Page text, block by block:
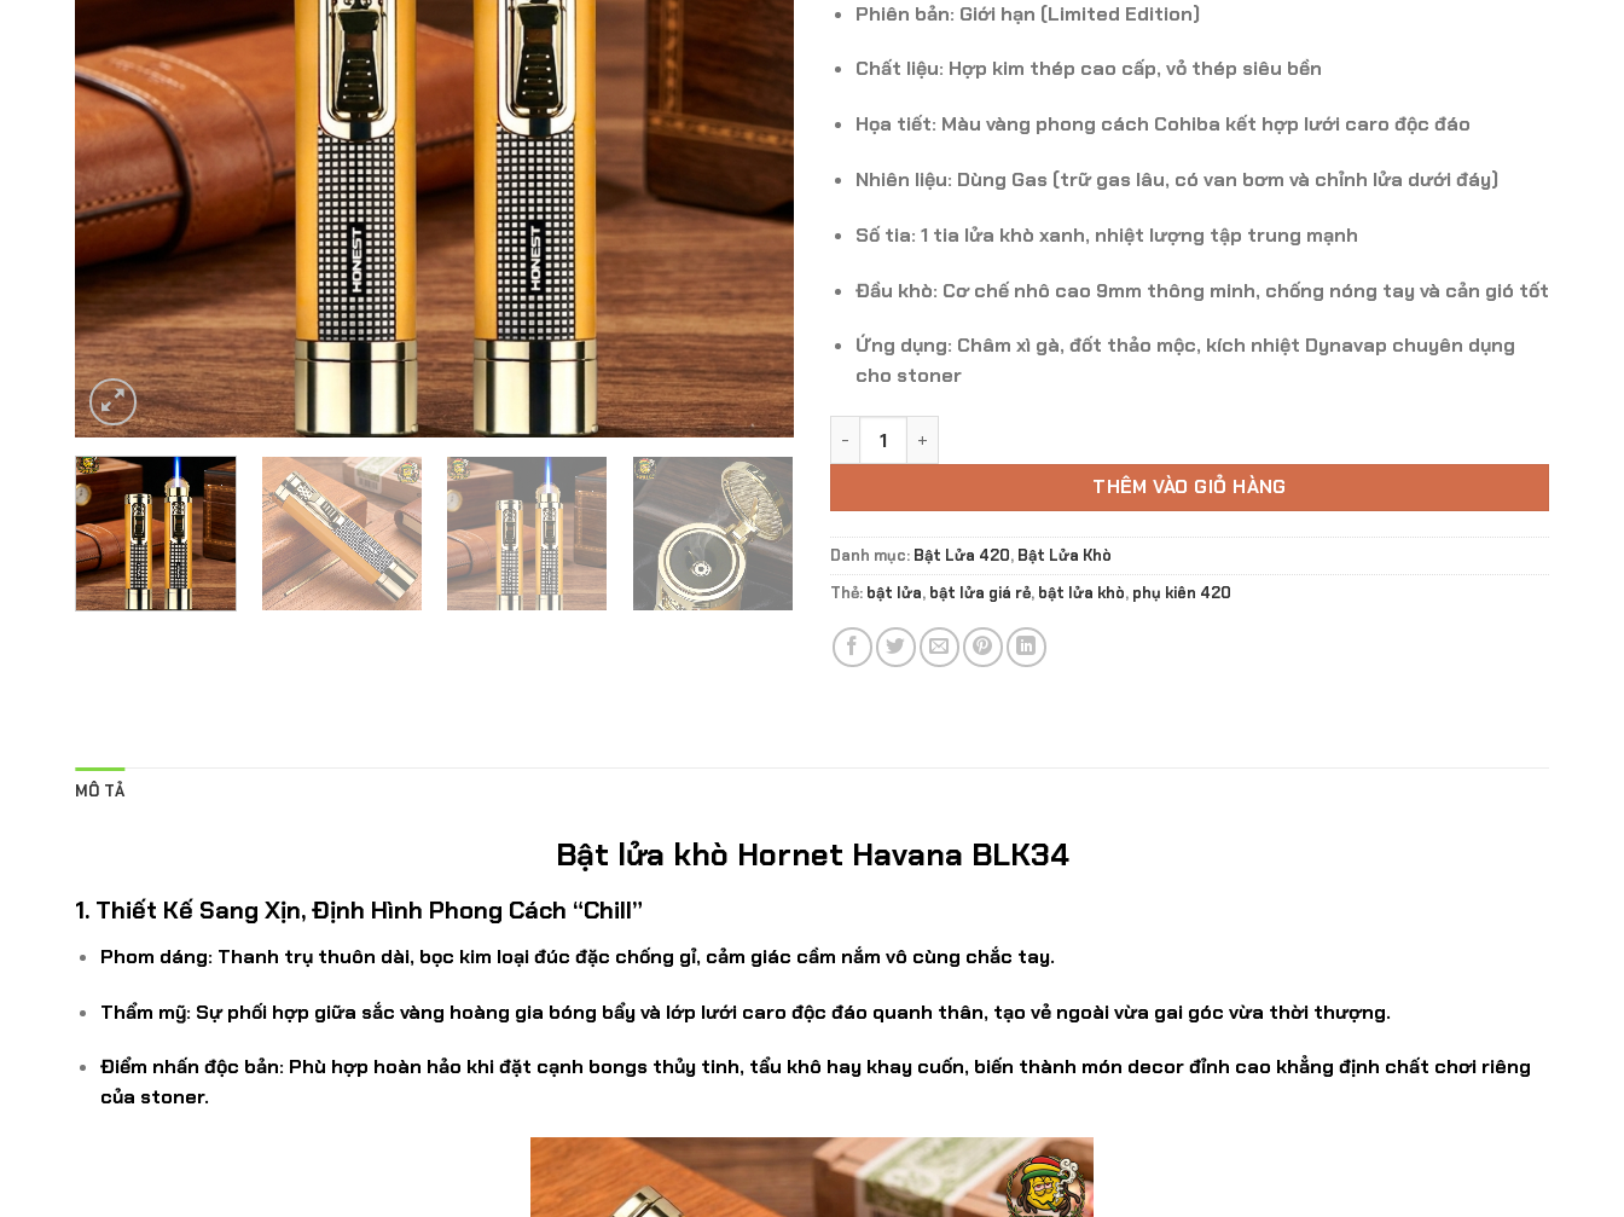
Phiên bản: Giới hạn (Limited Edition)
Chất liệu: Hợp kim thép cao cấp, vỏ thép siêu bền
Họa tiết: Màu vàng phong cách Cohiba kết hợp lưới caro độc đáo
Nhiên liệu: Dùng Gas (trữ gas lâu, có van bơm và chỉnh lửa dưới đáy)
Số tia: 1 tia lửa khò xanh, nhiệt lượng tập trung mạnh
Đầu khò: Cơ chế nhô cao 9mm thông minh, chống nóng tay và cản gió tốt
Ứng dụng: Châm xì gà, đốt thảo mộc, kích nhiệt Dynavap chuyên dụng
cho stoner
THÊM VÀO GIỎ HÀNG
Danh mục: Bật Lửa 420, Bật Lửa Khò
Thẻ: bật lửa, bật lửa giá rẻ, bật lửa khò, phụ kiên 420
MÔ TẢ
Bật lửa khò Hornet Havana BLK34
1. Thiết Kế Sang Xịn, Định Hình Phong Cách “Chill”
Phom dáng: Thanh trụ thuôn dài, bọc kim loại đúc đặc chống gỉ, cảm giác cầm nắm vô cùng chắc tay.
Thẩm mỹ: Sự phối hợp giữa sắc vàng hoàng gia bóng bẩy và lớp lưới caro độc đáo quanh thân, tạo vẻ ngoài vừa gai góc vừa thời thượng.
Điểm nhấn độc bản: Phù hợp hoàn hảo khi đặt cạnh bongs thủy tinh, tẩu khô hay khay cuốn, biến thành món decor đỉnh cao khẳng định chất chơi riêng
của stoner.